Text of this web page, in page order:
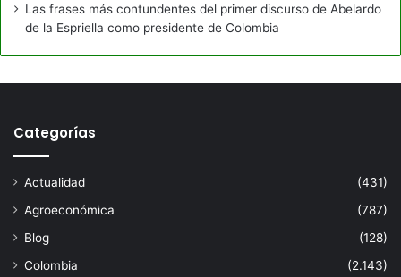
Las frases más contundentes del primer discurso de Abelardo
de la Espriella como presidente de Colombia
Categorías
Actualidad
(431)
Agroeconómica
(787)
Blog
(128)
Colombia
(2.143)